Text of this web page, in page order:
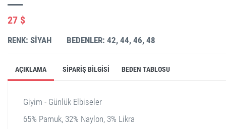
27 $
RENK: SIYAH BEDENLER: 42, 44, 46, 48
AÇIKLAMA SIPARIŞ BILGISI BEDEN TABLOSU
Giyim - Günlük Elbiseler
65% Pamuk, 32% Naylon, 3% Likra